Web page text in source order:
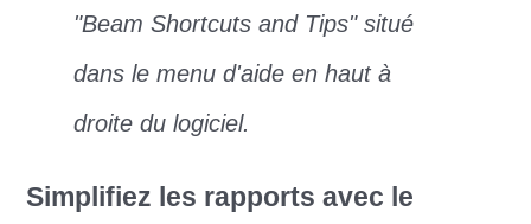
"Beam Shortcuts and Tips" situé
dans le menu d'aide en haut à
droite du logiciel.
Simplifiez les rapports avec le